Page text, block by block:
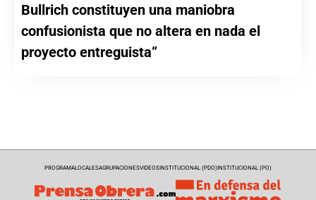
Bullrich constituyen una maniobra
confusionista que no altera en nada el
proyecto entreguista”
PROGRAMALOCALESAGRUPACIONESVIDEOSINSTITUCIONAL (PDO)INSTITUCIONAL (PO)